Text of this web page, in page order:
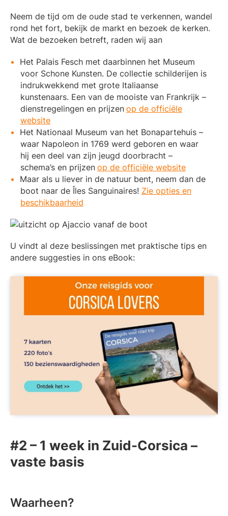
Neem de tijd om de oude stad te verkennen, wandel
rond het fort, bekijk de markt en bezoek de kerken.
Wat de bezoeken betreft, raden wij aan
Het Palais Fesch met daarbinnen het Museum
voor Schone Kunsten. De collectie schilderijen is
indrukwekkend met grote Italiaanse
kunstenaars. Een van de mooiste van Frankrijk –
dienstregelingen en prijzen op de officiële
website
Het Nationaal Museum van het Bonapartehuis –
waar Napoleon in 1769 werd geboren en waar
hij een deel van zijn jeugd doorbracht –
schema’s en prijzen op de officiële website
Maar als u liever in de natuur bent, neem dan de
boot naar de Îles Sanguinaires! Zie opties en
beschikbaarheid
U vindt al deze beslissingen met praktische tips en
andere suggesties in ons eBook:
#2 – 1 week in Zuid-Corsica –
vaste basis
Waarheen?